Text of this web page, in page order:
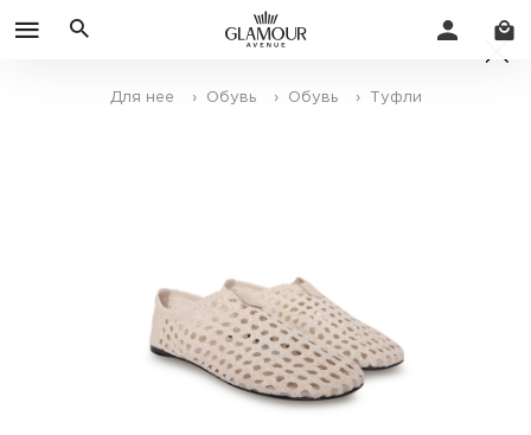
Для нее › Обувь › Обувь › Туфли